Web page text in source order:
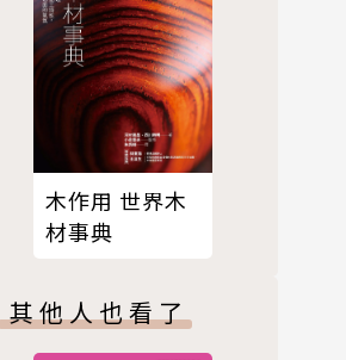
木作用 世界木
材事典
其他人也看了